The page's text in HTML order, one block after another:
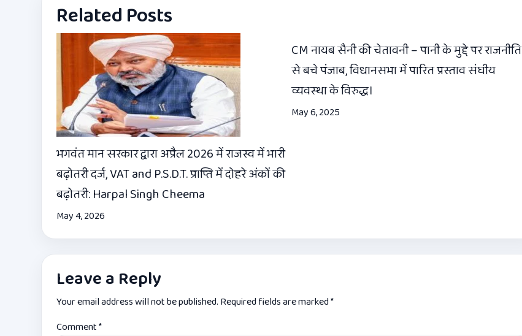
Related Posts
भगवंत मान सरकार द्वारा अप्रैल 2026 में राजस्व में भारी
बढ़ोतरी दर्ज, VAT and P.S.D.T. प्राप्ति में दोहरे अंकों की
बढ़ोतरी: Harpal Singh Cheema
May 4, 2026
CM नायब सैनी की चेतावनी – पानी के मुद्दे पर राजनीति
से बचे पंजाब, विधानसभा में पारित प्रस्ताव संघीय
व्यवस्था के विरुद्ध।
May 6, 2025
Leave a Reply
Your email address will not be published. Required fields are marked*
Comment*